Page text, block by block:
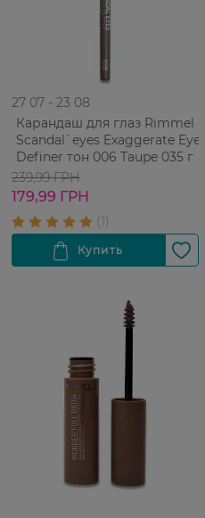
27 07 - 23 08
Карандаш для глаз Rimmel
Scandal`eyes Exaggerate Eye
Definer тон 006 Taupe 035 г
239,99 ГРН
179,99 ГРН